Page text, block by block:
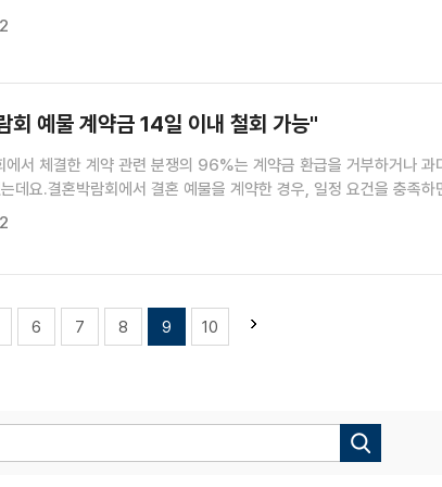
아이들이 학교에 없는 심야 시간대까지 적용하는 건, 교통 불편만
회 예물 계약금 14일 이내 철회 가능"
에서 체결한 계약 관련 분쟁의 96%는 계약금 환급을 거부하거나 과
데요.결혼박람회에서 결혼 예물을 계약한 경우, 일정 요건을 충족하
하다는 결정이 나왔습니다.윤현석 기자의 보도입니다.윤현석 기자
6 7 8 9 10